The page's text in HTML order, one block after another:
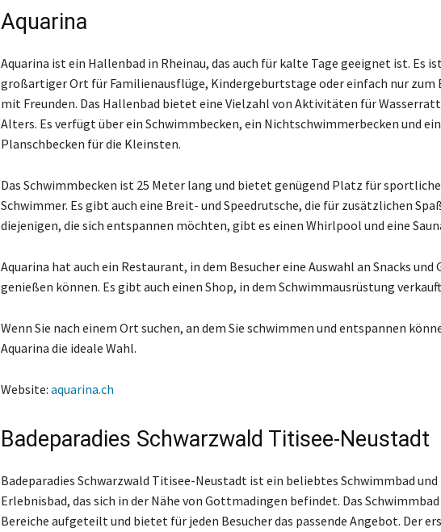
Aquarina
Aquarina ist ein Hallenbad in Rheinau, das auch für kalte Tage geeignet ist. Es
großartiger Ort für Familienausflüge, Kindergeburtstage oder einfach nur zum
mit Freunden. Das Hallenbad bietet eine Vielzahl von Aktivitäten für
Alters. Es verfügt über ein Schwimmbecken, ein Nichtschwimmerbecken und ein
Planschbecken für die Kleinsten.
Das Schwimmbecken ist 25 Meter lang und bietet genügend Platz für sportliche
Schwimmer. Es gibt auch eine Breit- und Speedrutsche, die für zusätzlichen
diejenigen, die sich entspannen möchten, gibt es einen Whirlpool und eine
Aquarina hat auch ein Restaurant, in dem Besucher eine Auswahl an Snacks und
genießen können. Es gibt auch einen Shop, in dem Schwimmausrüstung
Wenn Sie nach einem Ort suchen, an dem Sie schwimmen und entspannen
Aquarina die ideale Wahl.
Website: aquarina.ch
Badeparadies Schwarzwald Titisee-Neustadt
Badeparadies Schwarzwald Titisee-Neustadt ist ein beliebtes Schwimmbad und
Erlebnisbad, das sich in der Nähe von Gottmadingen befindet. Das
Bereiche aufgeteilt und bietet für jeden Besucher das passende Angebot. Der